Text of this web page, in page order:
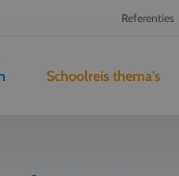
Referenties
Schoolreis thema's